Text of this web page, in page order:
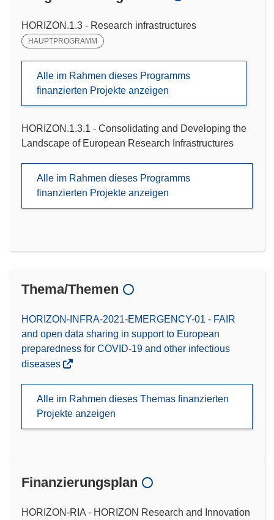
HORIZON.1.3 - Research infrastructures
HAUPTPROGRAMM
Alle im Rahmen dieses Programms
finanzierten Projekte anzeigen
HORIZON.1.3.1 - Consolidating and Developing the
Landscape of European Research Infrastructures
Alle im Rahmen dieses Programms
finanzierten Projekte anzeigen
Thema/Themen
HORIZON-INFRA-2021-EMERGENCY-01 - FAIR
and open data sharing in support to European
preparedness for COVID-19 and other infectious
diseases
Alle im Rahmen dieses Themas finanzierten
Projekte anzeigen
Finanzierungsplan
HORIZON-RIA - HORIZON Research and Innovation